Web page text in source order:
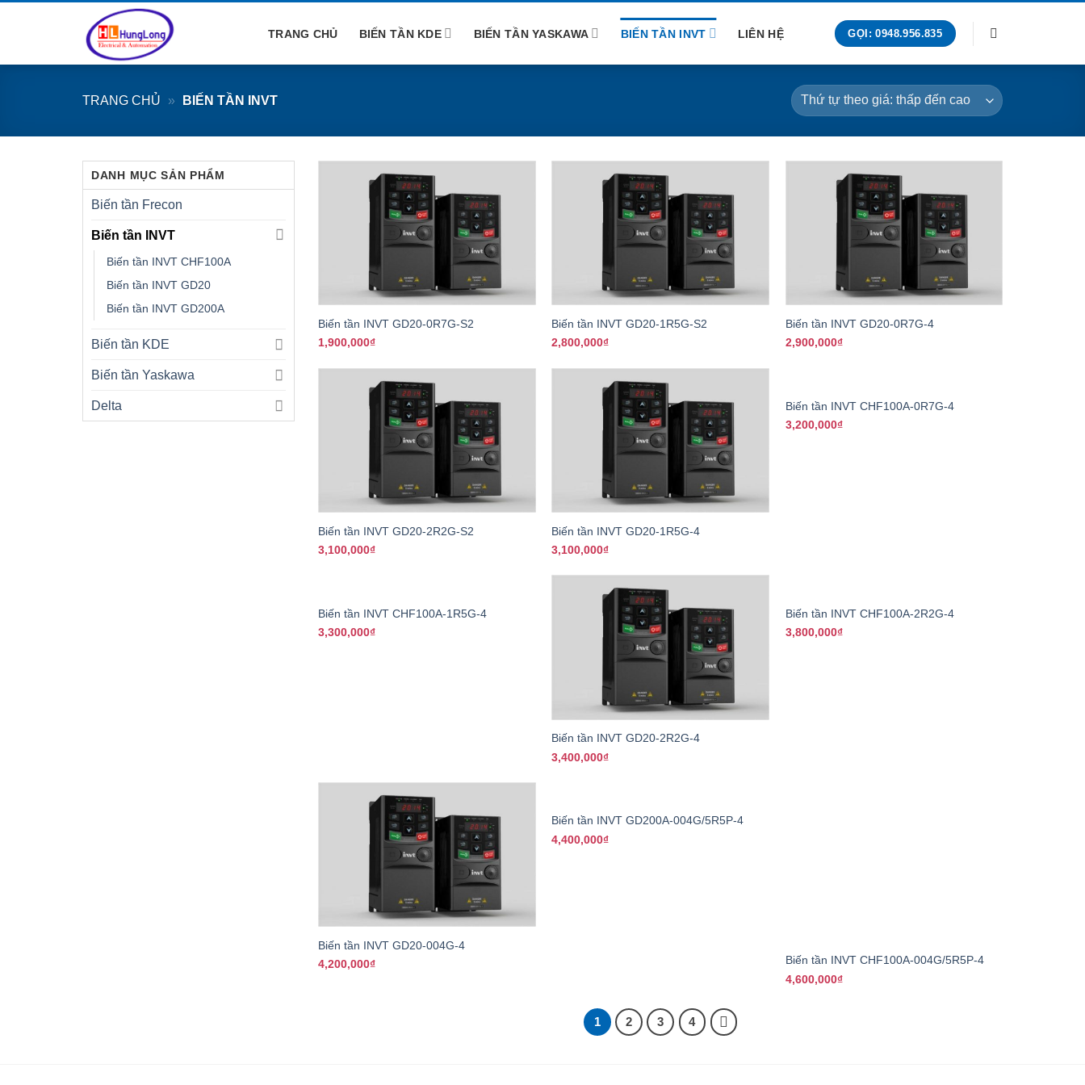
TRANG CHỦ BIẾN TẦN KDE BIẾN TẦN YASKAWA BIẾN TẦN INVT LIÊN HỆ GỌI: 0948.956.835
TRANG CHỦ » BIẾN TẦN INVT
DANH MỤC SẢN PHẨM
Biến tần Frecon
Biến tần INVT
Biến tần INVT CHF100A
Biến tần INVT GD20
Biến tần INVT GD200A
Biến tần KDE
Biến tần Yaskawa
Delta
Biến tần INVT GD20-0R7G-S2
1,900,000₫
Biến tần INVT GD20-1R5G-S2
2,800,000₫
Biến tần INVT GD20-0R7G-4
2,900,000₫
Biến tần INVT GD20-2R2G-S2
3,100,000₫
Biến tần INVT GD20-1R5G-4
3,100,000₫
Biến tần INVT CHF100A-0R7G-4
3,200,000₫
Biến tần INVT CHF100A-1R5G-4
3,300,000₫
Biến tần INVT GD20-2R2G-4
3,400,000₫
Biến tần INVT CHF100A-2R2G-4
3,800,000₫
Biến tần INVT GD20-004G-4
4,200,000₫
Biến tần INVT GD200A-004G/5R5P-4
4,400,000₫
Biến tần INVT CHF100A-004G/5R5P-4
4,600,000₫
1 2 3 4